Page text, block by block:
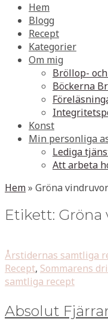
Hem
Blogg
Recept
Kategorier
Om mig
Bröllop-
Böckerna
Konst
Min personliga
Lediga
Att arbeta
Hem» Gröna vindruvor
Etikett: Gröna
Årstidernas samtliga
Recept, Sommarens
samtliga recept
Absolut